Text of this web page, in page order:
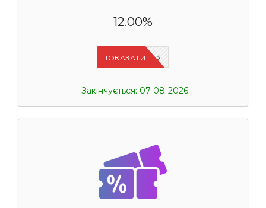
12.00%
IFSCDUA3
ПОКАЗАТИ
Закінчується: 07-08-2026